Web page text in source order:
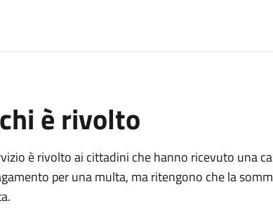
è rivolto
è rivolto ai cittadini che hanno ricevuto una
per una multa, ma ritengono che la